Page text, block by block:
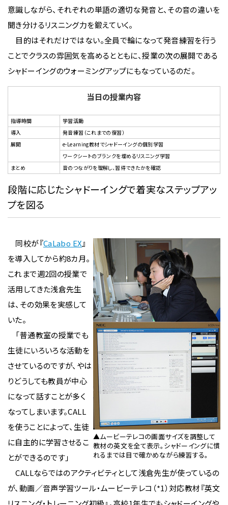
意識しながら、それぞれの単語の適切な発音と、その音の違いを
聞き分けるリスニング力を鍛えていく。
目的はそれだけではない。全員で輪になって発音練習を行う
ことでクラスの雰囲気を高めるとともに、授業の次の展開である
シャドーイングのウォーミングアップにもなっているのだ。
当日の授業内容
指導時間
学習活動
導入
発音練習（これまでの復習）
展開
e-Learning教材でシャドーイングの個別学習
ワークシートのブランクを埋めるリスニング学習
まとめ
音のつながりを理解し、習得できたかを確認
段階に応じたシャドーイングで着実なステップアッ
プを図る
▲ムービーテレコの画面サイズを調整して
教材の英文を全て表示。シャドーイングに慣
れるまでは目で確かめながら練習する。
同校が『CaLabo EX』
を導入してから約8カ月。
これまで週2回の授業で
活用してきた浅倉先生
は、その効果を実感して
いた。
「普通教室の授業でも
生徒にいろいろな活動を
させているのですが、やは
りどうしても教員が中心
になって話すことが多く
なってしまいます。CALL
を使うことによって、生徒
に自主的に学習させるこ
とができるのです」
CALLならではのアクティビティとして浅倉先生が使っているの
が、動画／音声学習ツール・ムービーテレコ（*1）対応教材『英文